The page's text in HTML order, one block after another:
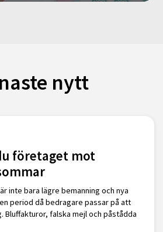
nytt
företaget mot
inte bara lägre bemanning och nya
period då bedragare passar på att
Bluffakturor, falska mejl och påstådda